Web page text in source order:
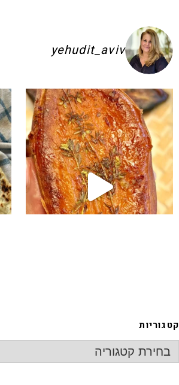
yehudit_aviv
להשקיע בפיתות היסטריות
ג׳חנון תימני אמיתי!! ולא
קטגוריות